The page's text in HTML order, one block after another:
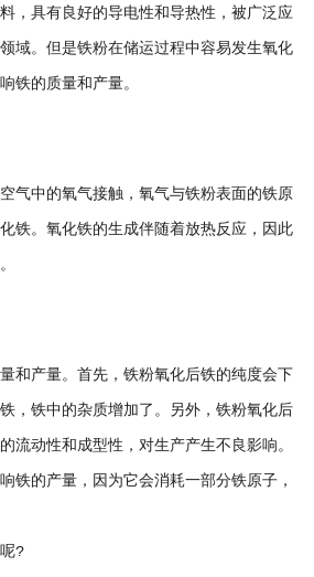
，具有良好的导电性和导热性，被广泛应
域。但是铁粉在储运过程中容易发生氧化
铁的质量和产量。
气中的氧气接触，氧气与铁粉表面的铁原
铁。氧化铁的生成伴随着放热反应，因此
和产量。首先，铁粉氧化后铁的纯度会下
，铁中的杂质增加了。另外，铁粉氧化后
流动性和成型性，对生产产生不良影响。
铁的产量，因为它会消耗一部分铁原子，
?